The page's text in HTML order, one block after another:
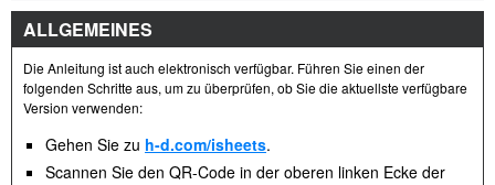
ALLGEMEINES
Die Anleitung ist auch elektronisch verfügbar. Führen Sie einen der
folgenden Schritte aus, um zu überprüfen, ob Sie die aktuellste verfügbare
Version verwenden:
Gehen Sie zu h-d.com/isheets.
Scannen Sie den QR-Code in der oberen linken Ecke der